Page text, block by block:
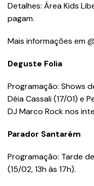
Detalhes: Área Kids
pagam.
Mais informações em
Deguste Folia
Programação: Shows
Déia Cassali (17/01) e
DJ Marco Rock nos
Parador Santarém
Programação: Tarde
(15/02, 13h às 17h).